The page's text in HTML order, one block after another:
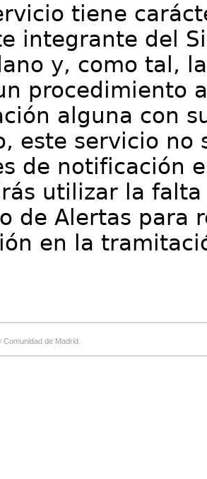
tiene
integrante del
y, como tal,
procedimiento
alguna con
este servicio no
de notificación
utilizar la
de Alertas para
en la
de Madrid.